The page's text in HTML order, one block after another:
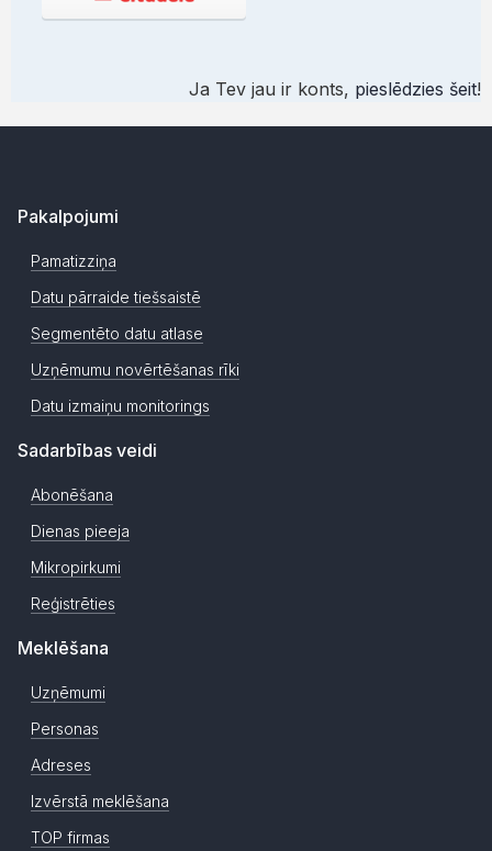
Ja Tev jau ir konts, pieslēdzies šeit!
Pakalpojumi
Pamatizziņa
Datu pārraide tiešsaistē
Segmentēto datu atlase
Uzņēmumu novērtēšanas rīki
Datu izmaiņu monitorings
Sadarbības veidi
Abonēšana
Dienas pieeja
Mikropirkumi
Reģistrēties
Meklēšana
Uzņēmumi
Personas
Adreses
Izvērstā meklēšana
TOP firmas